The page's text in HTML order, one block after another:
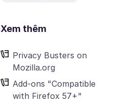
Xem thêm
Privacy Busters on
Mozilla.org
Add-ons "Compatible
with Firefox 57+"